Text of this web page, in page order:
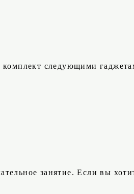
следующими
занятие. Если вы